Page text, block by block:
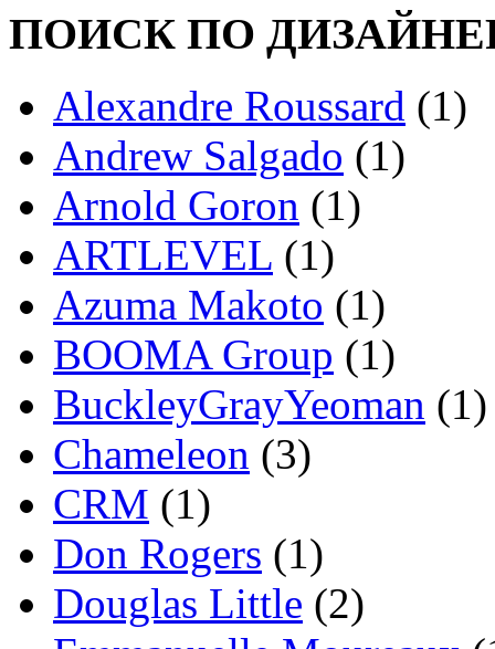
ПОИСК ПО
Alexandre Roussard (1)
Andrew Salgado (1)
Arnold Goron (1)
ARTLEVEL (1)
Azuma Makoto (1)
BOOMA Group (1)
BuckleyGrayYeoman (1)
Chameleon (3)
CRM (1)
Don Rogers (1)
Douglas Little (2)